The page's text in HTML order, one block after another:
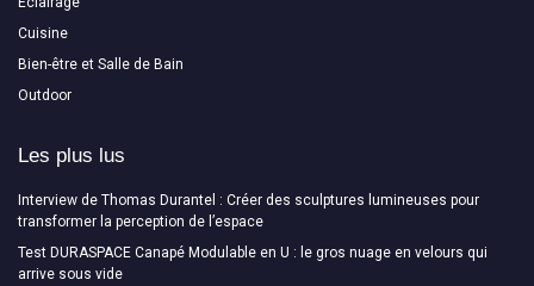
Cuisine
Bien-être et Salle de Bain
Outdoor
Les plus lus
Interview de Thomas Durantel : Créer des sculptures lumineuses pour
transformer la perception de l’espace
Test DURASPACE Canapé Modulable en U : le gros nuage en velours qui
arrive sous vide